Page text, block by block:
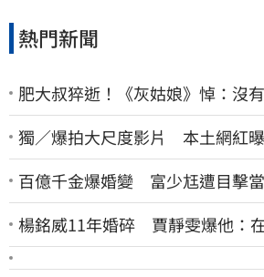
熱門新聞
肥大叔猝逝！《灰姑娘》悼：沒
獨／爆拍大尺度影片 本土網紅
百億千金爆婚變 富少尪遭目擊
楊銘威11年婚碎 賈靜雯爆他：